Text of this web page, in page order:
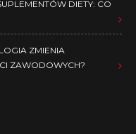
DIETY: CO
ZMIENIA
ZAWODOWYCH?